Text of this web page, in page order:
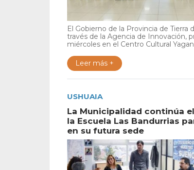
El Gobierno de la Provincia de Tierra
través de la Agencia de Innovación,
miércoles en el Centro Cultural
Leer más +
USHUAIA
La Municipalidad continúa
la Escuela Las Bandurrias
en su futura sede